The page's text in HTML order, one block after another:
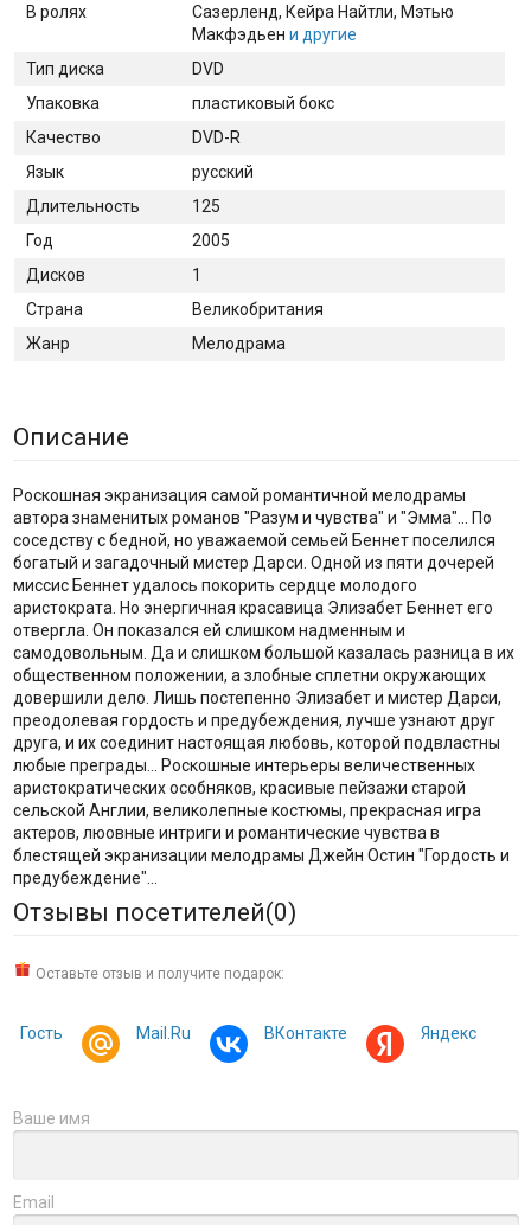
В ролях
Сазерленд, Кейра Найтли, Мэтью
Макфэдьен и другие
Тип диска
DVD
Упаковка
пластиковый бокс
Качество
DVD-R
Язык
русский
Длительность
125
Год
2005
Дисков
1
Страна
Великобритания
Жанр
Мелодрама
Описание
Роскошная экранизация самой романтичной мелодрамы
автора знаменитых романов "Разум и чувства" и "Эмма"... По
соседству с бедной, но уважаемой семьей Беннет поселился
богатый и загадочный мистер Дарси. Одной из пяти дочерей
миссис Беннет удалось покорить сердце молодого
аристократа. Но энергичная красавица Элизабет Беннет его
отвергла. Он показался ей слишком надменным и
самодовольным. Да и слишком большой казалась разница в их
общественном положении, а злобные сплетни окружающих
довершили дело. Лишь постепенно Элизабет и мистер Дарси,
преодолевая гордость и предубеждения, лучше узнают друг
друга, и их соединит настоящая любовь, которой подвластны
любые преграды... Роскошные интерьеры величественных
аристократических особняков, красивые пейзажи старой
сельской Англии, великолепные костюмы, прекрасная игра
актеров, люовные интриги и романтические чувства в
блестящей экранизации мелодрамы Джейн Остин "Гордость и
предубеждение"...
Отзывы посетителей(0)
Оставьте отзыв и получите подарок:
Гость Mail.Ru ВКонтакте Яндекс
Ваше имя
Email